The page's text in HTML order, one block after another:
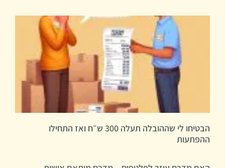
הבטיחו לי שההובלה תעלה 300 ש״ח ואז התחילו
ההפתעות